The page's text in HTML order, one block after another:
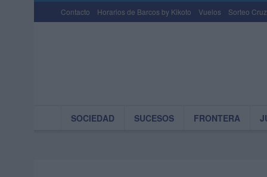
Contacto Horarios de Barcos by Kikoto Vuelos Sorteo
SOCIEDAD SUCESOS FRONTERA